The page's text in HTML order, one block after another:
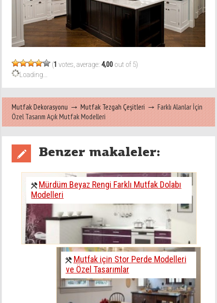
(1 votes, average:4,00 out of 5)
Loading...
Mutfak Dekorasyonu Mutfak Tezgah Çeşitleri
Farklı Alanlar İçin
Özel Tasarım Açık Mutfak Modelleri
Benzer makaleler:
Mürdüm Beyaz Rengi Farklı Mutfak Dolabı
Modelleri
Mutfak için Stor Perde Modelleri
ve Özel Tasarımlar